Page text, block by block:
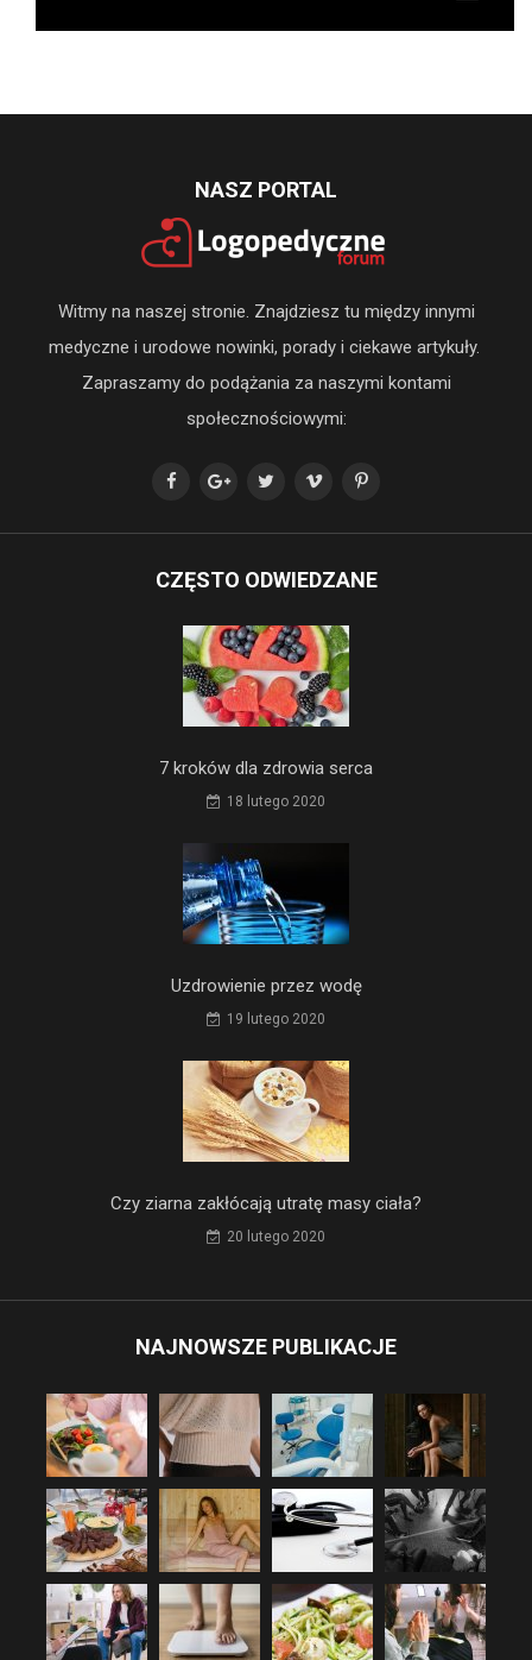
NASZ PORTAL
Witmy na naszej stronie. Znajdziesz tu między innymi
medyczne i urodowe nowinki, porady i ciekawe artykuły.
Zapraszamy do podążania za naszymi kontami
społecznościowymi:
CZĘSTO ODWIEDZANE
7 kroków dla zdrowia serca
18 lutego 2020
Uzdrowienie przez wodę
19 lutego 2020
Czy ziarna zakłócają utratę masy ciała?
20 lutego 2020
NAJNOWSZE PUBLIKACJE